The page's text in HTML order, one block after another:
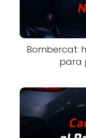
Bombercat:
para